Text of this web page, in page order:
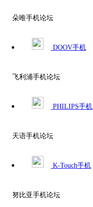
朵唯手机论坛
DOOV手机
飞利浦手机论坛
PHILIPS手机
天语手机论坛
K-Touch手机
努比亚手机论坛